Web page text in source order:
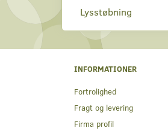
Lysstøbning
INFORMATIONER
Fortrolighed
Fragt og levering
Firma profil